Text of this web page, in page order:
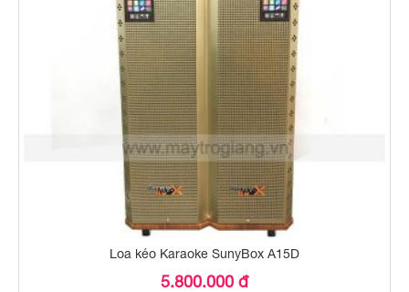
Loa kéo Karaoke SunyBox A15D
5.800.000 đ